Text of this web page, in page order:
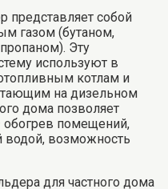
представляет собой
газом (бутаном,
Эту
используют в
котлам и
на дизельном
дома позволяет
помещений,
водой, возможность